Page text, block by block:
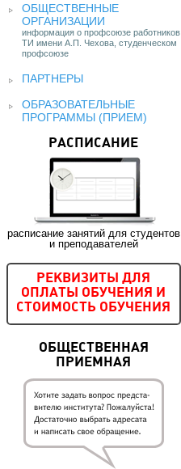
ОБЩЕСТВЕННЫЕ
ОРГАНИЗАЦИИ
информация о профсоюзе работников
ТИ имени А.П. Чехова, студенческом
профсоюзе
ПАРТНЕРЫ
ОБРАЗОВАТЕЛЬНЫЕ
ПРОГРАММЫ (ПРИЕМ)
РАСПИСАНИЕ
расписание занятий для студентов
и преподавателей
РЕКВИЗИТЫ ДЛЯ
ОПЛАТЫ ОБУЧЕНИЯ И
СТОИМОСТЬ ОБУЧЕНИЯ
ОБЩЕСТВЕННАЯ
ПРИЕМНАЯ